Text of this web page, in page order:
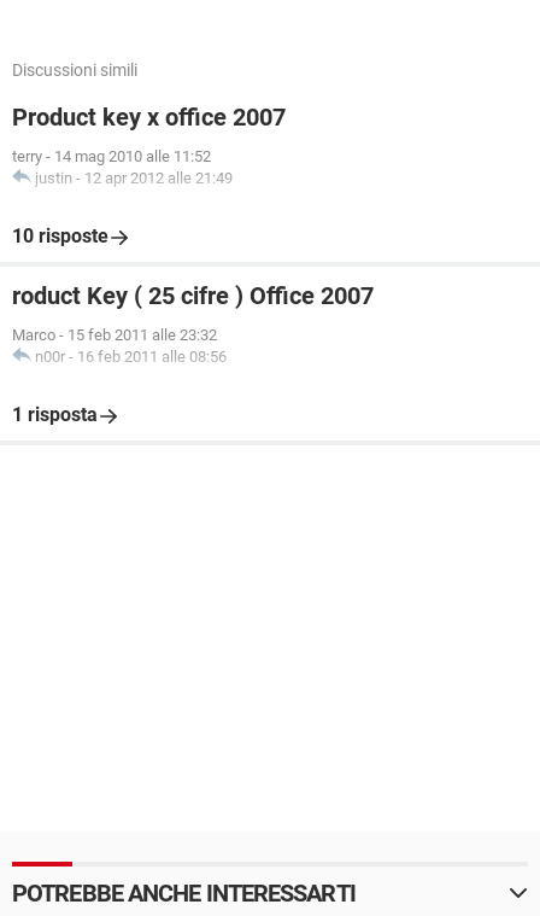
Discussioni simili
Product key x office 2007
terry - 14 mag 2010 alle 11:52
justin - 12 apr 2012 alle 21:49
10 risposte
roduct Key ( 25 cifre ) Office 2007
Marco - 15 feb 2011 alle 23:32
n00r - 16 feb 2011 alle 08:56
1 risposta
POTREBBE ANCHE INTERESSARTI